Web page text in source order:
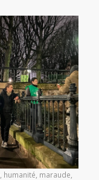
humanité maraude